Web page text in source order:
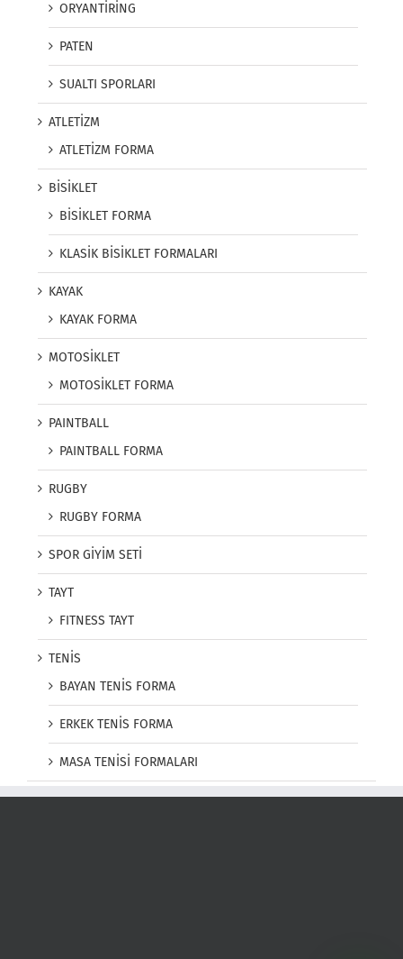
ORYANTİRİNG
PATEN
SUALTI SPORLARI
ATLETİZM
ATLETİZM FORMA
BİSİKLET
BİSİKLET FORMA
KLASİK BİSİKLET FORMALARI
KAYAK
KAYAK FORMA
MOTOSİKLET
MOTOSİKLET FORMA
PAINTBALL
PAINTBALL FORMA
RUGBY
RUGBY FORMA
SPOR GİYİM SETİ
TAYT
FITNESS TAYT
TENİS
BAYAN TENİS FORMA
ERKEK TENİS FORMA
MASA TENİSİ FORMALARI